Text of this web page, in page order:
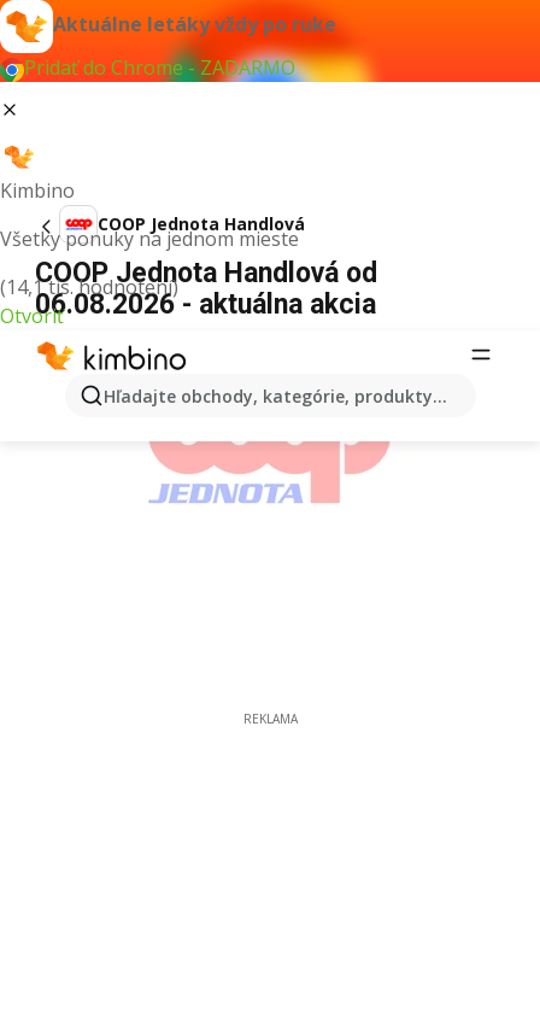
Aktuálne letáky vždy po ruke
Pridať do Chrome - ZADARMO
Kimbino
Všetky ponuky na jednom mieste
(14,1 tis. hodnotení)
Otvoriť
Hľadajte obchody, kategórie, produkty...
COOP Jednota Handlová
COOP Jednota Handlová od
06.08.2026 - aktuálna akcia
REKLAMA